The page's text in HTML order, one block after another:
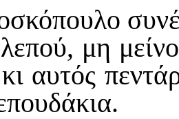
μη
κι αυτός